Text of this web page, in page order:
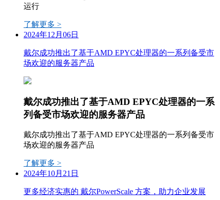
运行
了解更多 >
2024年12月06日
戴尔成功推出了基于AMD EPYC处理器的一系列备受市
场欢迎的服务器产品
戴尔成功推出了基于AMD EPYC处理器的一系
列备受市场欢迎的服务器产品
戴尔成功推出了基于AMD EPYC处理器的一系列备受市
场欢迎的服务器产品
了解更多 >
2024年10月21日
更多经济实惠的 戴尔PowerScale 方案，助力企业发展